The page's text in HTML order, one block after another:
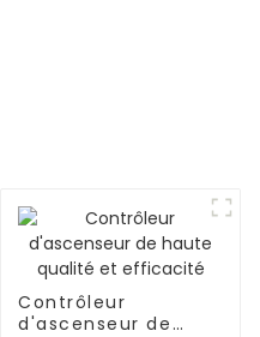
Contrôleur
d'ascenseur de